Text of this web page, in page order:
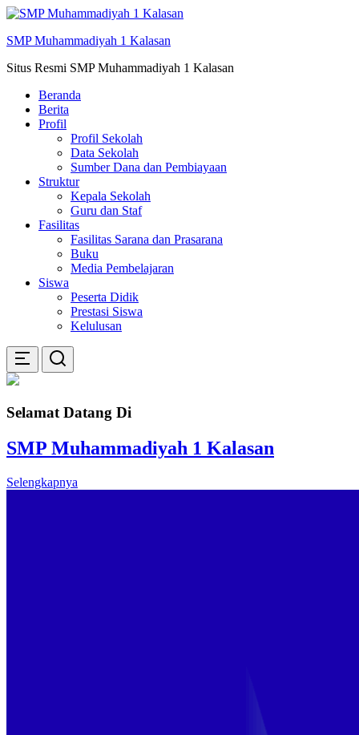
Skip
konten
SMP Muhammadiyah 1 Kalasan
Situs Resmi SMP Muhammadiyah 1 Kalasan
Beranda
Berita
Profil
Profil Sekolah
Data Sekolah
Sumber Dana dan Pembiayaan
Struktur
Kepala Sekolah
Guru dan Staf
Fasilitas
Fasilitas Sarana dan Prasarana
Buku
Media Pembelajaran
Siswa
Peserta Didik
Prestasi Siswa
Kelulusan
Selamat Datang Di
SMP Muhammadiyah 1 Kalasan
Selengkapnya